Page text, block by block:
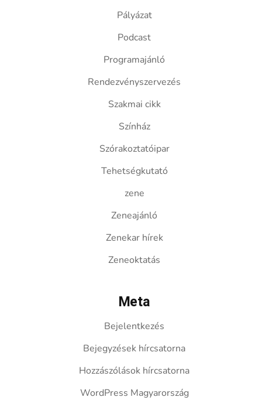
Pályázat
Podcast
Programajánló
Rendezvényszervezés
Szakmai cikk
Színház
Szórakoztatóipar
Tehetségkutató
zene
Zeneajánló
Zenekar hírek
Zeneoktatás
Meta
Bejelentkezés
Bejegyzések hírcsatorna
Hozzászólások hírcsatorna
WordPress Magyarország